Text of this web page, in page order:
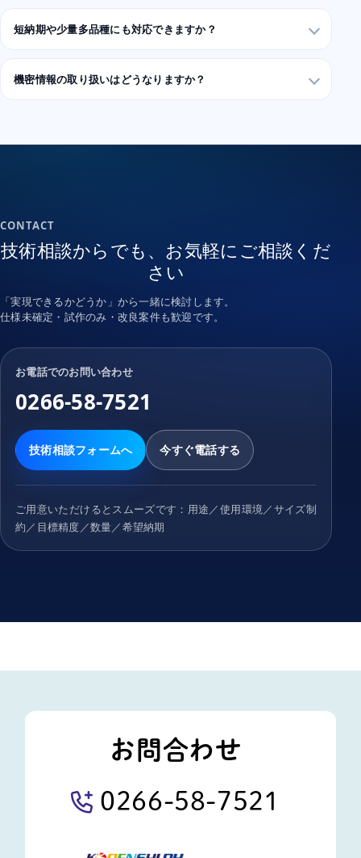
短納期や少量多品種にも対応できますか？
機密情報の取り扱いはどうなりますか？
CONTACT
技術相談からでも、お気軽にご相談くだ
さい
「実現できるかどうか」から一緒に検討します。
仕様未確定・試作のみ・改良案件も歓迎です。
お電話でのお問い合わせ
0266-58-7521
技術相談フォームへ 今すぐ電話する
ご用意いただけるとスムーズです：用途／使用環境／サイズ制
約／目標精度／数量／希望納期
お問合わせ
0266-58-7521